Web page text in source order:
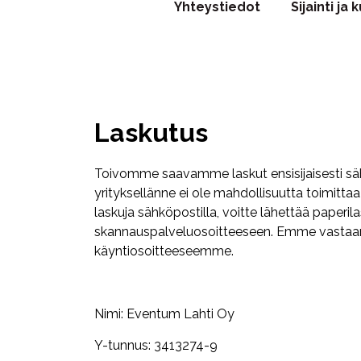
Yhteystiedot Sijainti ja
Laskutus
Toivomme saavamme laskut ensisijaisesti
yrityksellänne ei ole mahdollisuutta
laskuja sähköpostilla, voitte lähettää
skannauspalveluosoitteeseen. Emme
käyntiosoitteeseemme.
Nimi: Eventum Lahti Oy
Y-tunnus: 3413274-9